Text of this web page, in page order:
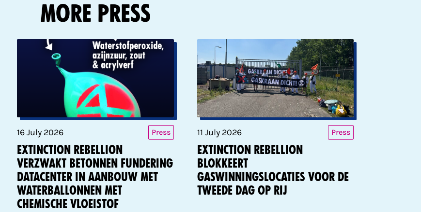
More Press
16 July 2026 Press
Extinction Rebellion
verzwakt betonnen fundering
datacenter in aanbouw met
waterballonnen met
chemische vloeistof
11 July 2026 Press
Extinction Rebellion
blokkeert
gaswinningslocaties voor de
tweede dag op rij